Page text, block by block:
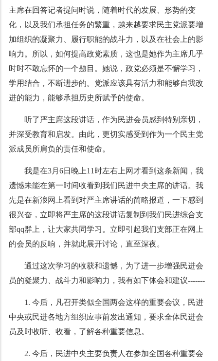
主席在回答记者提问时说，随着时代的发展、形势的变
化，以及我们承担任务的繁重，越来越要求民主党派要增
加组织的凝聚力、履行职能的战斗力，以及在社会上的影
响力。所以，如何提高政党素质，这也是她作为主席几乎
时时不敢忘怀的一个题目。她说，政党必须是不懈学习，
学用结合，不断进步的。党派应该具有活力和能够自我改
进的能力，能够承担历史所赋予的使命。
听了严主席这段讲话，作为民进会员感到特别亲切，
并深受教育和启发。由此，更切实感受到作为一个民主党
派成员所肩负的责任和使命。
我是在3月 6日晚上11 时左右上网才看到这条新闻，我
遗憾未能在第一时间收看到我们民进中央主席的讲话。我
先是在新浪网上看到对严主席讲话的简略报道，一下感到
很兴奋，立即将严主席的这段讲话复制到我们民进综合支
部qq群上，让大家共同学习。立即引起我们支部正在网上
的会员的反响，并就此展开讨论，直至深夜。
通过这次学习的收获和遗憾，为了进一步增强民进会
员的凝聚力、战斗力和影响力，我有如下体会和建议-------
1. 今后，凡召开类似全国两会这样的重要会议，民进
中央或民进各地方组织应事前发出通知，要求全体民进会
员及时收听、收看，了解各种重要信息。
2. 今后，民进中央主要负责人在参加全国各种重要会